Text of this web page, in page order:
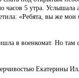
5 утра.
«Ребята, вы же мои
в военкомат. Но
Екатерины